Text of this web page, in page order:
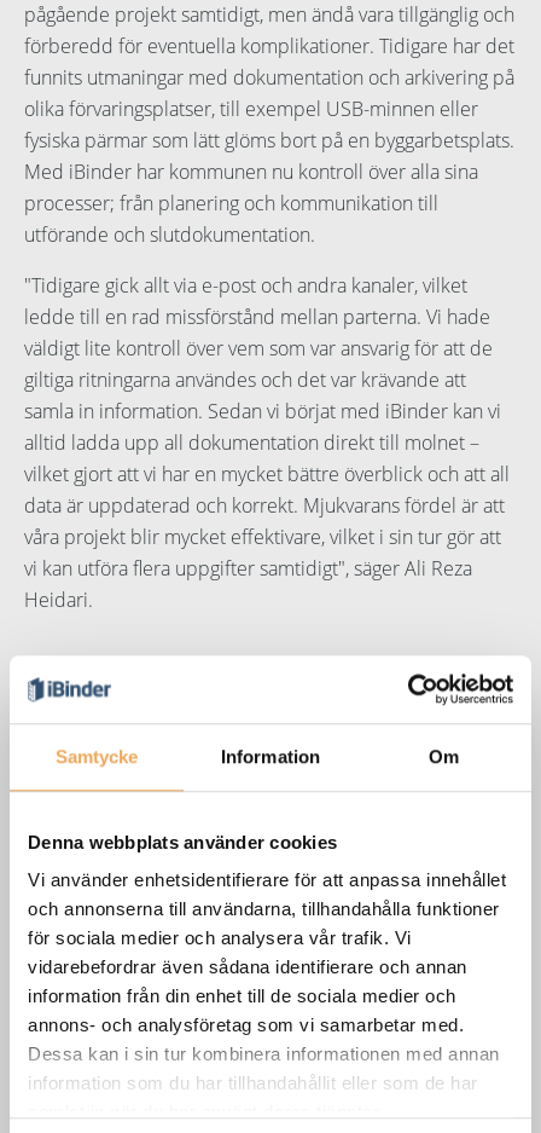
Samtycke Information Om
Denna webbplats använder cookies
Vi använder enhetsidentifierare för att anpassa innehållet
och annonserna till användarna, tillhandahålla funktioner
för sociala medier och analysera vår trafik. Vi
vidarebefordrar även sådana identifierare och annan
information från din enhet till de sociala medier och
annons- och analysföretag som vi samarbetar med.
Dessa kan i sin tur kombinera informationen med annan
information som du har tillhandahållit eller som de har
pågående projekt samtidigt, men ändå vara tillgänglig och
förberedd för eventuella komplikationer. Tidigare har det
funnits utmaningar med dokumentation och arkivering på
olika förvaringsplatser, till exempel USB-minnen eller
fysiska pärmar som lätt glöms bort på en byggarbetsplats.
Med iBinder har kommunen nu kontroll över alla sina
processer; från planering och kommunikation till
utförande och slutdokumentation.
"Tidigare gick allt via e-post och andra kanaler, vilket
ledde till en rad missförstånd mellan parterna. Vi hade
väldigt lite kontroll över vem som var ansvarig för att de
giltiga ritningarna användes och det var krävande att
samla in information. Sedan vi börjat med iBinder kan vi
alltid ladda upp all dokumentation direkt till molnet –
vilket gjort att vi har en mycket bättre överblick och att all
data är uppdaterad och korrekt. Mjukvarans fördel är att
våra projekt blir mycket effektivare, vilket i sin tur gör att
vi kan utföra flera uppgifter samtidigt", säger Ali Reza
Heidari.
En plattform för projektets alla faser
En digital plattform som är lätt för både nya och
etablerade användare att navigera i, har varit avgörande
är iBinder så pass heltäckande att pappersversioner och
e-posttrådar helt har kunnat uteslutas. Tack vare det
enkla gränssnittet och möjligheten att samla all
dokumentation på ett ställe har kommunen inte bara
effektiviserat projekten, de har även höjt kvaliteten på
utförandet, berättar Ali Reza Heidari som återigen
understryker verktygets lättnavigerade design och
fördelen med att alltid ha informationen tillgänglig.
"Nu använder vi iBinder i projektets alla faser — det vill